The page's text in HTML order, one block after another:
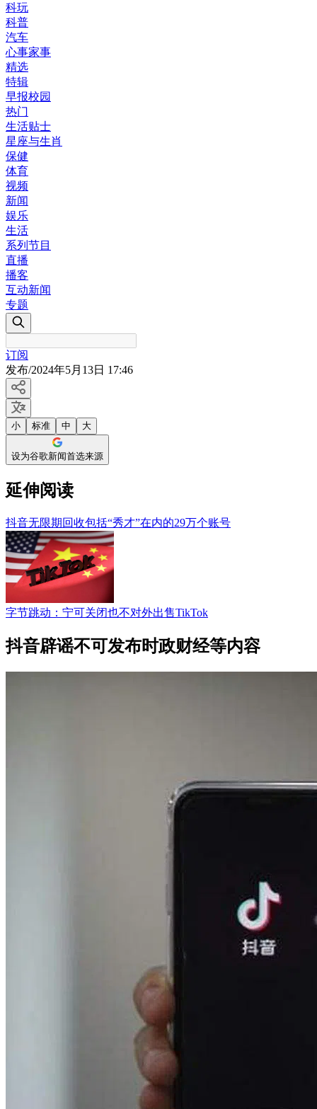
科玩
科普
汽车
心事家事
精选
特辑
早报校园
热门
生活贴士
星座与生肖
保健
体育
视频
新闻
娱乐
生活
系列节目
直播
播客
互动新闻
专题
订阅
发布/2024年5月13日 17:46
小 标准 中 大
设为谷歌新闻首选来源
延伸阅读
抖音无限期回收包括“秀才”在内的29万个账号
字节跳动：宁可关闭也不对外出售TikTok
抖音辟谣不可发布时政财经等内容